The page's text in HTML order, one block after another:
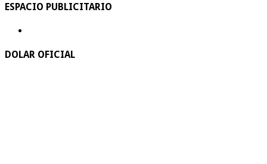
ESPACIO PUBLICITARIO
DOLAR OFICIAL